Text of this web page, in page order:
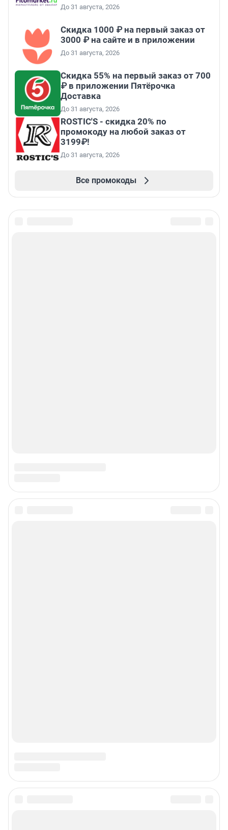
До 31 августа, 2026
Скидка 1000 ₽ на первый заказ от
3000 ₽ на сайте и в приложении
До 31 августа, 2026
Скидка 55% на первый заказ от 700
₽ в приложении Пятёрочка
Доставка
До 31 августа, 2026
ROSTIC'S - скидка 20% по
промокоду на любой заказ от
3199₽!
До 31 августа, 2026
Все промокоды